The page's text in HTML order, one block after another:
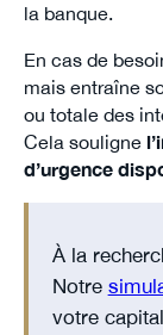
la banque.
En cas de
mais entraîne
ou totale des
Cela souligne
d’urgence
À la
Notre
votre